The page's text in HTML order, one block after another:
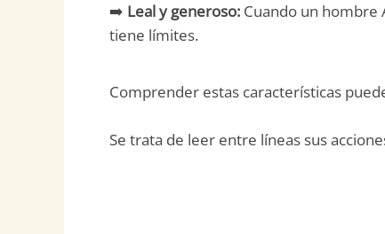
➡️ Leal y generoso: Cuando un hombre
tiene límites.
Comprender estas características
Se trata de leer entre líneas sus